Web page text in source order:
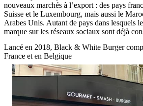
nouveaux marchés à l’export : des pays
Suisse et le Luxembourg, mais aussi le
Arabes Unis. Autant de pays dans lesquels
marque sur les réseaux sociaux sont déjà
Lancé en 2018, Black & White Burger
France et en Belgique